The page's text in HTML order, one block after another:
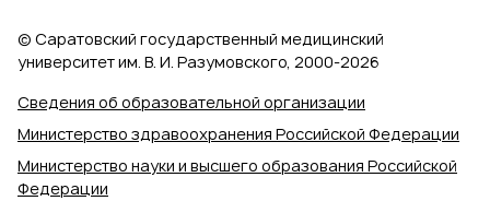
Сведения об образовательной организации
Министерство здравоохранения Российской Федерации
Министерство науки и высшего образования Российской
Федерации
© Саратовский государственный медицинский
университет им. В. И. Разумовского, 2000‑2026